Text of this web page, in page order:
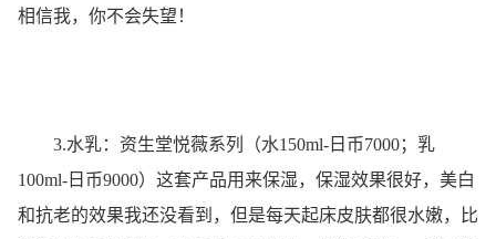
相信我，你不会失望！
3.水乳：资生堂悦薇系列（水150ml-日币7000；乳
100ml-日币9000）这套产品用来保湿，保湿效果很好，美白
和抗老的效果我还没看到，但是每天起床皮肤都很水嫩，比